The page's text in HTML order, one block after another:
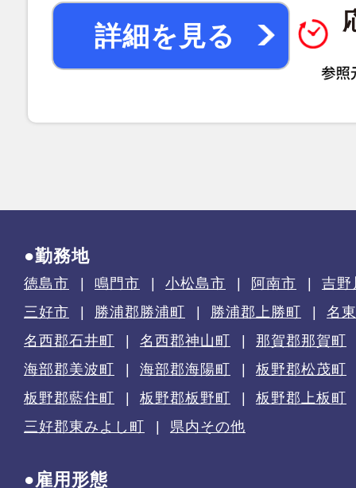
詳細を見る
●勤務地
徳島市 鳴門市 小松島市 阿南市
吉野
三好市
勝浦郡勝浦町 勝浦郡上勝町
名
名西郡石井町
名西郡神山町
那賀郡那賀町
海部郡美波町
海部郡海陽町
板野郡松茂町
板野郡藍住町
板野郡板野町
板野郡上板町
三好郡東みよし町
県内その他
●雇用形態